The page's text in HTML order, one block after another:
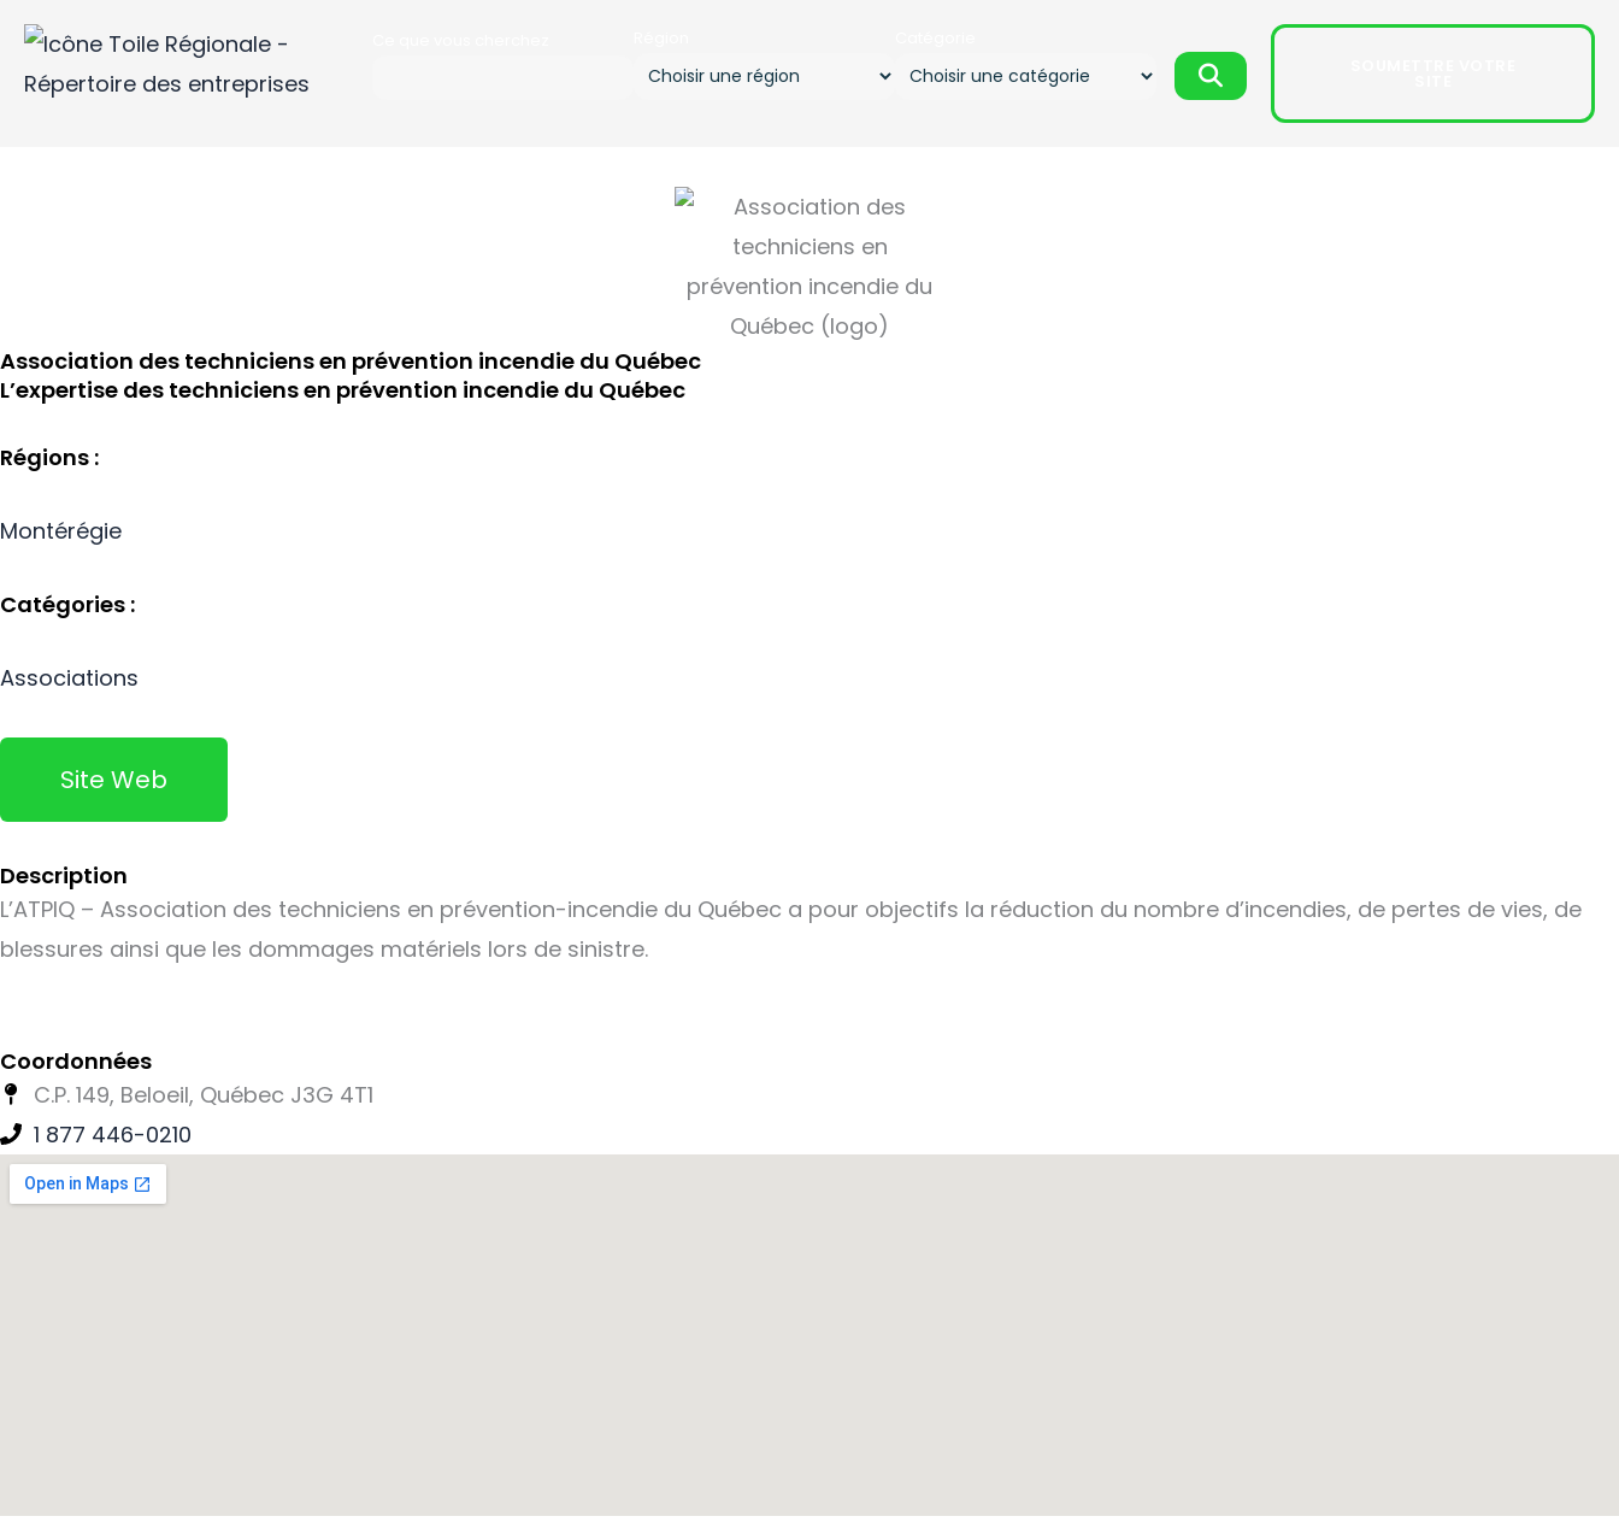
Aller
contenu
Association des techniciens en prévention incendie du Québec
L’expertise des techniciens en prévention incendie du Québec
Régions :
Montérégie
Catégories :
Associations
Site Web
Description
L’ATPIQ – Association des techniciens en prévention-incendie du Québec a pour objectifs la réduction du nombre d’incendies, de pertes de vies, de
blessures ainsi que les dommages matériels lors de sinistre.
Coordonnées
C.P. 149, Beloeil, Québec J3G 4T1
1 877 446-0210